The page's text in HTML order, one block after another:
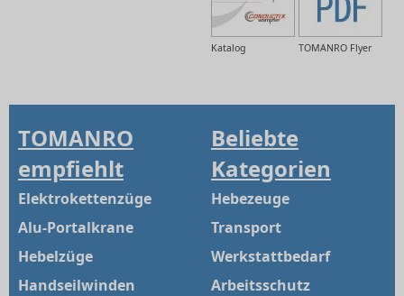
TOMANRO Flyer
Katalog
TOMANRO
empfiehlt
Elektrokettenzüge
Alu-Portalkrane
Hebelzüge
Handseilwinden
Beliebte
Kategorien
Hebezeuge
Transport
Werkstattbedarf
Arbeitsschutz